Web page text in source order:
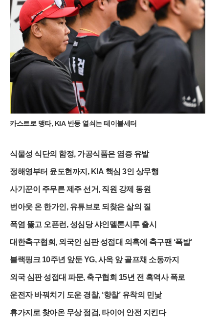
하고 있으며, 반려견과 함께 동행하는 여행객들을 위한 배려 섞
인 안내도 병행하고 있다.최근 고환율과 고물가 영향으로 국내
여행으로 눈을 돌린 이들에게 정선의 자연은 가성비 높은 럭셔리
한 경험을 제공한다. 돈으로 환산할 수 없는 대자연의 풍광과 가
족이 함께 나누는 새벽 산행의 기억은 단순한 관광 이상의 가치
를 지닌다. 정선군 여량면 일대의 고즈넉한 분위기와 민둥산의
역동적인 지형이 어우러진 이번 여름 시즌은 억새가 은빛으로 변
하기 전까지 그 싱그러움을 더할 전망이다. 여행객들은 출국 전
복잡한 절차 대신 가벼운 등산화와 카메라를 챙겨 강원도의 깊은
산속으로 향하고 있다.
카스트로 맹타, KIA 반등 열쇠는 테이블세터
식물성 식단의 함정, 가공식품은 염증 유발
정해영부터 윤도현까지, KIA 핵심 3인 상무행
사기꾼이 주무른 제주 선거, 직원 강제 동원
번아웃 온 한가인, 유튜브로 되찾은 삶의 질
폭염 뚫고 오픈런, 성심당 샤인멜론시루 출시
대한축구협회, 외국인 심판 성접대 의혹에 축구팬 ‘폭발’
블랙핑크 10주년 앞둔 YG, 사옥 앞 골프채 소동까지
외국 심판 성접대 파문, 축구협회 15년 전 흑역사 폭로
운전자 바꿔치기 도운 경찰, ‘향찰’ 유착의 민낯
휴가지로 찾아온 무상 점검, 타이어 안전 지킨다